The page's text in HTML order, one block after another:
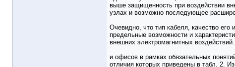
выше защищенность при воздействии
узлах и возможно последующее
Очевидно, что тип кабеля, качество его
предельные возможности и
внешних электромагнитных
и офисов в рамках обязательных
отличия которых приведены в табл. 2.